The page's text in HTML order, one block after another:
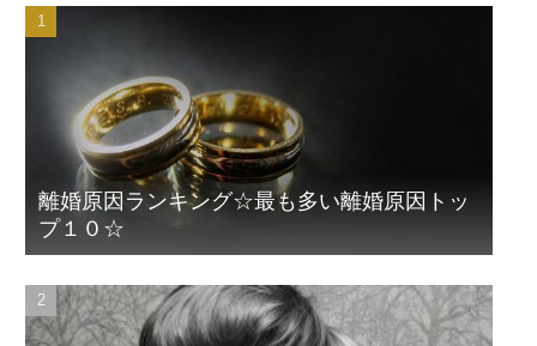
離婚原因ランキング☆最も多い離婚原因トッ
プ１０☆